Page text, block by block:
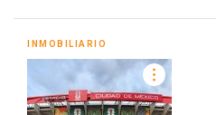
INMOBILIARIO